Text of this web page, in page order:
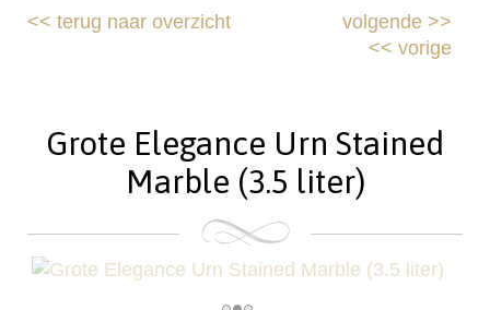
<<terug naar overzicht volgende>>
<< vorige
Grote Elegance Urn Stained
Marble (3.5 liter)